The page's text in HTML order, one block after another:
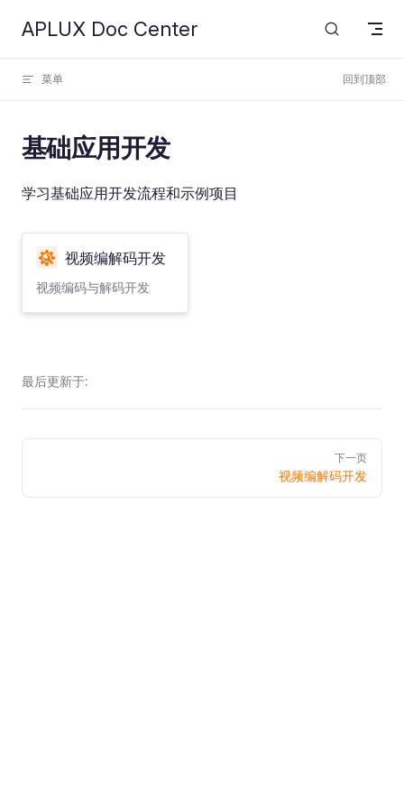
Skip to content
APLUX Doc Center
菜单 回到顶部
基础应用开发
学习基础应用开发流程和示例项目
视频编解码开发
视频编码与解码开发
最后更新于:
Pager
下一页
视频编解码开发